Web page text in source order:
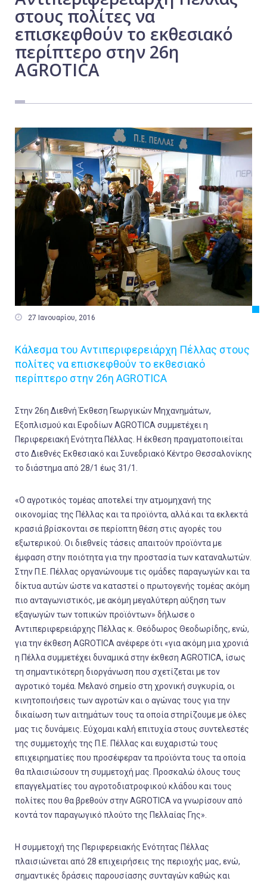
στους πολίτες να
επισκεφθούν το εκθεσιακό
περίπτερο στην 26η
AGROTICA
 27 Ιανουαρίου, 2016
Κάλεσμα του Αντιπεριφερειάρχη Πέλλας στους
πολίτες να επισκεφθούν το εκθεσιακό
περίπτερο στην 26η AGROTICA
Στην 26η Διεθνή Έκθεση Γεωργικών Μηχανημάτων,
Εξοπλισμού και Εφοδίων AGROTICA συμμετέχει η
Περιφερειακή Ενότητα Πέλλας. Η έκθεση πραγματοποιείται
στο Διεθνές Εκθεσιακό και Συνεδριακό Κέντρο Θεσσαλονίκης
το διάστημα από 28/1 έως 31/1.
«Ο αγροτικός τομέας αποτελεί την ατμομηχανή της
οικονομίας της Πέλλας και τα προϊόντα, αλλά και τα εκλεκτά
κρασιά βρίσκονται σε περίοπτη θέση στις αγορές του
εξωτερικού. Οι διεθνείς τάσεις απαιτούν προϊόντα με
έμφαση στην ποιότητα για την προστασία των καταναλωτών.
Στην Π.Ε. Πέλλας οργανώνουμε τις ομάδες παραγωγών και τα
δίκτυα αυτών ώστε να καταστεί ο πρωτογενής τομέας ακόμη
πιο ανταγωνιστικός, με ακόμη μεγαλύτερη αύξηση των
εξαγωγών των τοπικών προϊόντων» δήλωσε ο
Αντιπεριφερειάρχης Πέλλας κ. Θεόδωρος Θεοδωρίδης, ενώ,
για την έκθεση AGROTICA ανέφερε ότι «για ακόμη μια χρονιά
η Πέλλα συμμετέχει δυναμικά στην έκθεση AGROTICA, ίσως
τη σημαντικότερη διοργάνωση που σχετίζεται με τον
αγροτικό τομέα. Μελανό σημείο στη χρονική συγκυρία, οι
κινητοποιήσεις των αγροτών και ο αγώνας τους για την
δικαίωση των αιτημάτων τους τα οποία στηρίζουμε με όλες
μας τις δυνάμεις. Εύχομαι καλή επιτυχία στους συντελεστές
της συμμετοχής της Π.Ε. Πέλλας και ευχαριστώ τους
επιχειρηματίες που προσέφεραν τα προϊόντα τους τα οποία
θα πλαισιώσουν τη συμμετοχή μας. Προσκαλώ όλους τους
επαγγελματίες του αγροτοδιατροφικού κλάδου και τους
πολίτες που θα βρεθούν στην AGROTICA να γνωρίσουν από
κοντά τον παραγωγικό πλούτο της Πελλαίας Γης».
Η συμμετοχή της Περιφερειακής Ενότητας Πέλλας
πλαισιώνεται από 28 επιχειρήσεις της περιοχής μας, ενώ,
σημαντικές δράσεις παρουσίασης συνταγών καθώς και
Εργασία
Ελλάδα
Κόσμος
Πολιτική
Αθλητικά
Αστυνομικό Δελτίο